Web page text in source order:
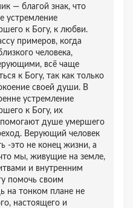
— благой знак, что
устремление
к Богу, к любви.
примеров, когда
человека,
всё чаще
к Богу, так как только
своей души. В
устремление
к Богу, их
помогают душе умершего
Верующий человек
-это не конец жизни, а
мы, живущие на земле,
и внутренним
помочь своим
на тонком плане не
настоящего и